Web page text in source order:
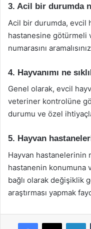
3. Acil bir durumda
Acil bir durumda, evcil
hastanesine götürmeli
numarasını
4. Hayvanımı ne
Genel olarak, evcil
veteriner kontrolüne
durumu ve özel
5. Hayvan
Hayvan hastanelerinin
hastanenin konumuna
bağlı olarak değişiklik
araştırması yapmak
Facebook
X